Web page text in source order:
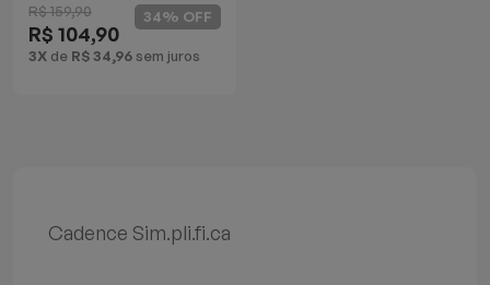
R$ 159,90
R$ 104,90
3X de R$ 34,96 sem juros
34% OFF
Cadence Sim.pli.fi.ca
Batedeiras